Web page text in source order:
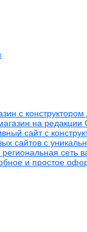
с конструктором
на редакции
сайт с
сайтов с
сеть
и простое